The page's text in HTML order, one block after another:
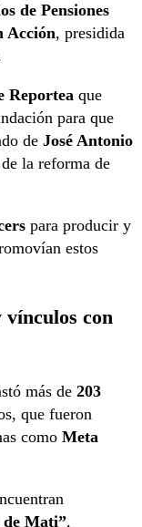
de Pensiones
Acción, presidida
Reportea que
para que
de José Antonio
la reforma de
para producir y
estos
vínculos con
más de 203
que fueron
como Meta
de Mati”,